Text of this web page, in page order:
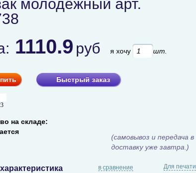
молодёжный арт.
1110.9 руб я хочу шт.
Быстрый заказ
на складе:
(самовывоз и передача в
доставку уже завтра.)
Для печати
в сравнение